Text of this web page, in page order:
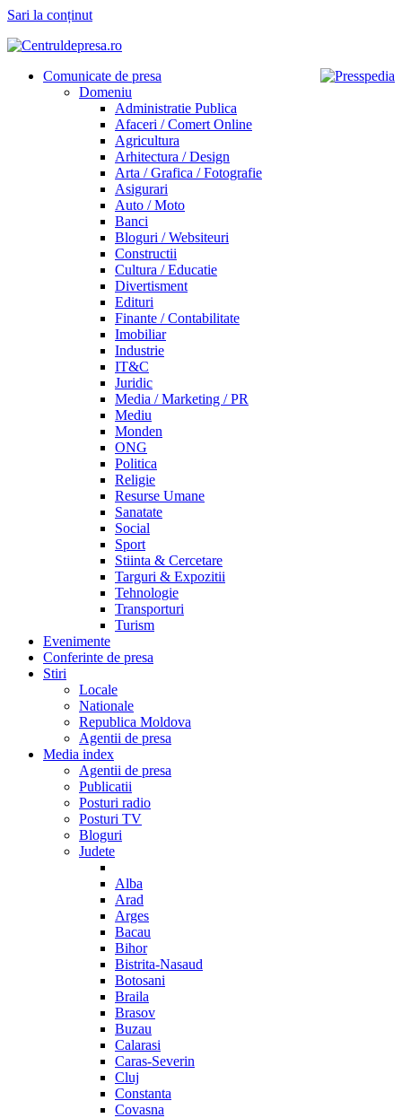
Sari la conținut
Comunicate de presa
Domeniu
Administratie Publica
Afaceri / Comert Online
Agricultura
Arhitectura / Design
Arta / Grafica / Fotografie
Asigurari
Auto / Moto
Banci
Bloguri / Websiteuri
Constructii
Cultura / Educatie
Divertisment
Edituri
Finante / Contabilitate
Imobiliar
Industrie
IT&C
Juridic
Media / Marketing / PR
Mediu
Monden
ONG
Politica
Religie
Resurse Umane
Sanatate
Social
Sport
Stiinta & Cercetare
Targuri & Expozitii
Tehnologie
Transporturi
Turism
Evenimente
Conferinte de presa
Stiri
Locale
Nationale
Republica Moldova
Agentii de presa
Media index
Agentii de presa
Publicatii
Posturi radio
Posturi TV
Bloguri
Judete
Alba
Arad
Arges
Bacau
Bihor
Bistrita-Nasaud
Botosani
Braila
Brasov
Buzau
Calarasi
Caras-Severin
Cluj
Constanta
Covasna